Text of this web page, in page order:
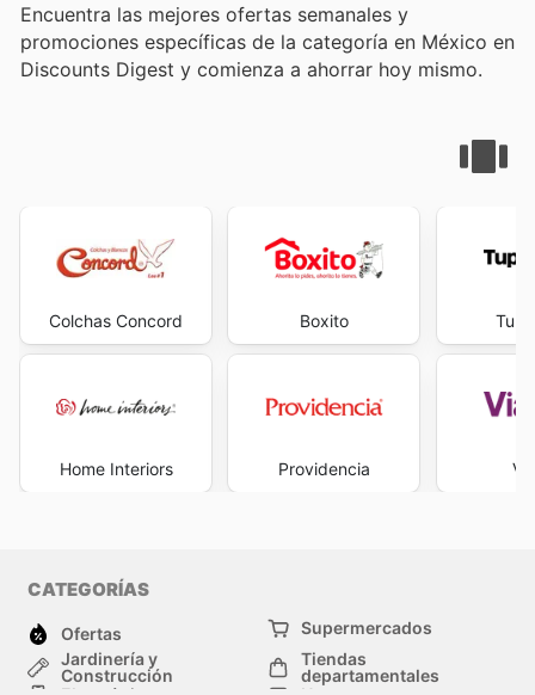
Encuentra las mejores ofertas semanales y
promociones específicas de la categoría en México en
Discounts Digest y comienza a ahorrar hoy mismo.
Colchas Concord
Home Interiors
Boxito
Providencia
CATEGORÍAS
Ofertas
Supermercados
Jardinería y
Construcción
Tiendas
departamentales